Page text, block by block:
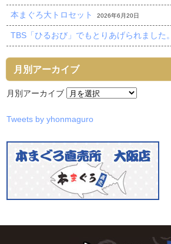
本まぐろ大トロセット 2026年6月20日
TBS「ひるおび」でもとりあげられました。
月別アーカイブ
月別アーカイブ
Tweets by yhonmaguro